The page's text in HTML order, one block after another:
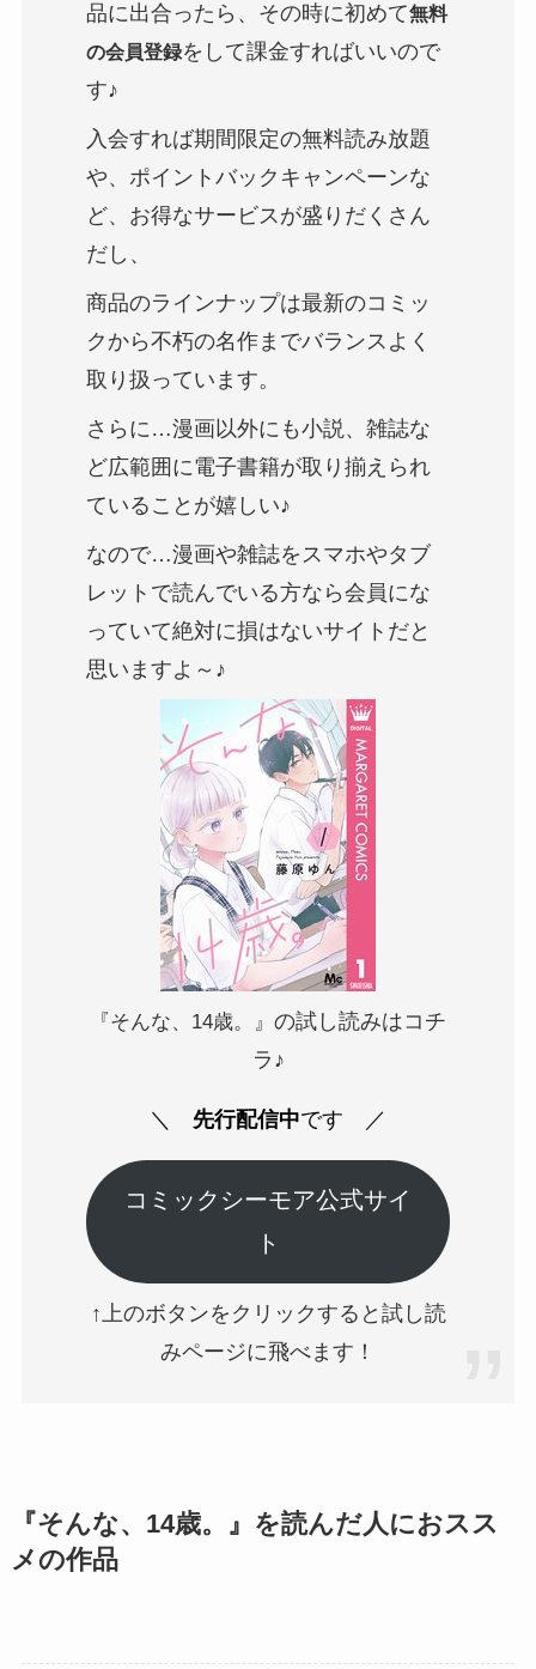
品に出合ったら、その時に初めて無料
の会員登録をして課金すればいいので
す♪
入会すれば期間限定の無料読み放題
や、ポイントバックキャンペーンな
ど、お得なサービスが盛りだくさん
だし、
商品のラインナップは最新のコミッ
クから不朽の名作までバランスよく
取り扱っています。
さらに…漫画以外にも小説、雑誌な
ど広範囲に電子書籍が取り揃えられ
ていることが嬉しい♪
なので…漫画や雑誌をスマホやタブ
レットで読んでいる方なら会員にな
っていて絶対に損はないサイトだと
思いますよ～♪
『そんな、14歳。』 の試し読みはコチ
ラ♪
＼ 先行配信中です ／
コミックシーモア公式サイ
ト
↑上のボタンをクリックすると試し読
みページに飛べます！
『そんな、14歳。』を読んだ人におスス
メの作品